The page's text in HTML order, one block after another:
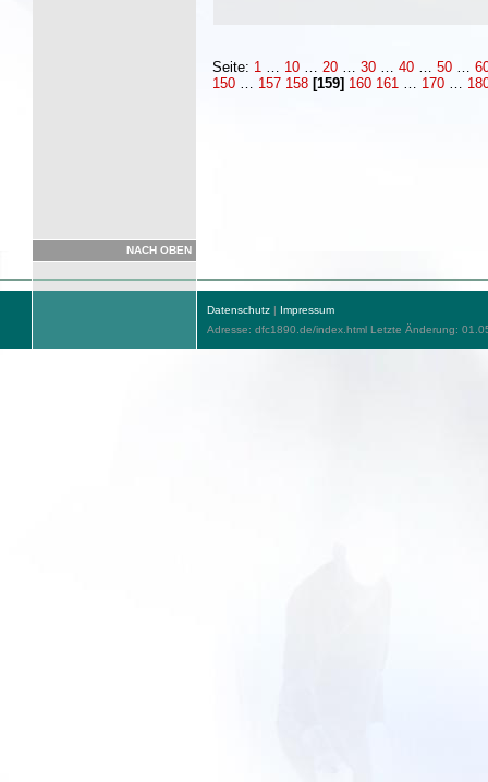
Seite: 1 … 10 … 20 … 30 … 40 … 50 …
150 … 157 158 [159] 160 161 … 170 …
NACH OBEN
Datenschutz | Impressum
Adresse: dfc1890.de/index.html Letzte Änderung: